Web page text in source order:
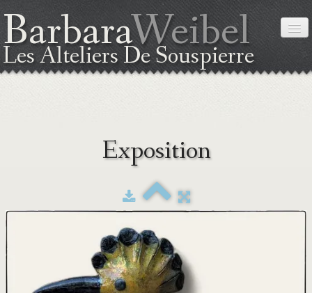
BarbaraWeibel
Les Alteliers De Souspierre
EXPOSITION
PLAN DE SITUATION
Exposition